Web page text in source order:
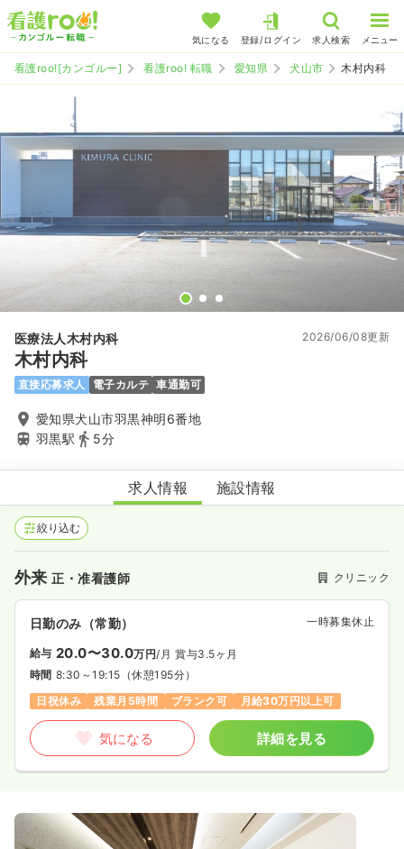
気になる 登録/ログイン 求人検索 メニュー
看護roo![カンゴルー] 看護roo! 転職 愛知県 犬山市 木村内科
医療法人木村内科
木村内科
2026/06/08更新
直接応募求人 電子カルテ 車通勤可
愛知県犬山市羽黒神明6番地
羽黒駅
5分
木村内科
求人情報 施設情報
絞り込む
外来正・准看護師 クリニック
日勤のみ（常勤） 一時募集休止
給与 20.0〜30.0万円/月 賞与3.5ヶ月
時間 8:30～19:15 （休憩195分）
日祝休み
残業月5時間 ブランク可 月給30万円以上可
気になる 詳細を見る